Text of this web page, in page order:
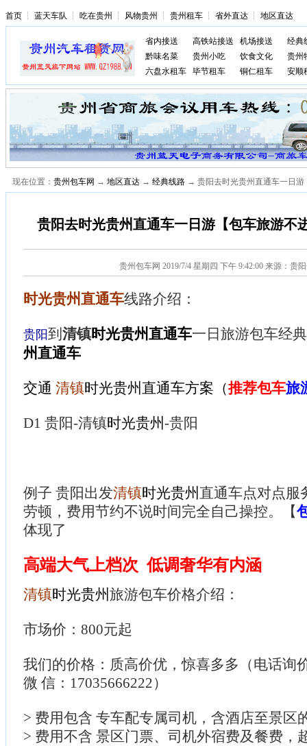
首页 ┆ 蓝天车队 ┆ 吃在贵州 ┆ 风物贵州 ┆ 贵州租车 ┆ 省外直达 ┆ 地区直达
省内接送 高铁站接送 机场接送
经典
黔味名菜
贵州小吃 饮食文化
贵州
六盘水租车
毕节租车 铜仁租车 安顺
现在位置： 贵州包车网 → 地区直达 → 经典线路 → 贵阳去时光贵州直通车一日
贵阳去时光贵州直通车一日游【包车旅游不
贵州包车网 2019/7/4 星期四 下午 9:42:00 来源：贵
时光贵州直通车线路介绍：
贵阳到 清镇时光贵州 直通车一日旅游包车经
州 直通车
交通 清镇时光贵州 直通车方案（推荐包车旅
D1 贵阳-清镇时光贵州-贵阳
例子 贵阳出发清镇时光贵州 直通车点对点服
劳顿，费用节约不说时间完全自己操控。【
体现了
高端大气上档次 低调奢华有内涵
清镇时光贵州旅游包车价格介绍：
市场价：800元起
我们的价格：质高价优，惊喜多多（电话询
微 信：17035666222）
> 费用包含 专车配专属司机，含酒店至景区
> 费用不含 景区门票、司机外宿费及餐费，